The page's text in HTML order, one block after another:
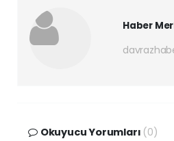
Haber
Okuyucu Yorumları (0)